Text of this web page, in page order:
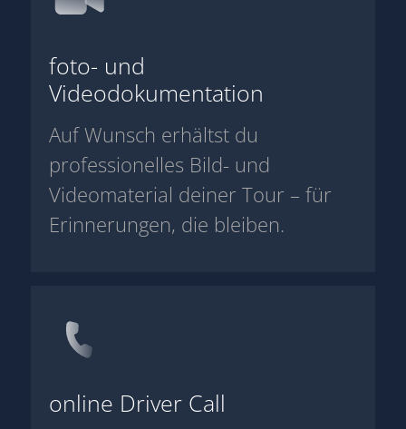
foto- und
Videodokumentation
Auf Wunsch erhältst du
professionelles Bild- und
Videomaterial deiner Tour – für
Erinnerungen, die bleiben.
online Driver Call